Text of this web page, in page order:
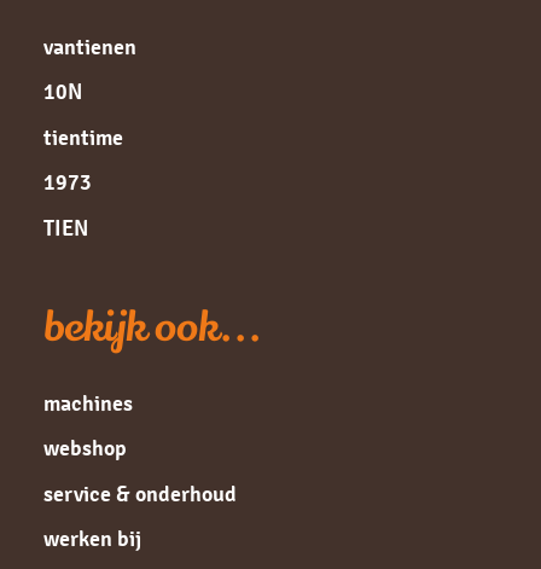
vantienen
10N
tientime
1973
TIEN
bekijk ook...
machines
webshop
service & onderhoud
werken bij